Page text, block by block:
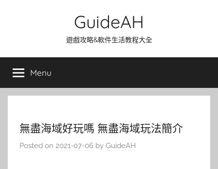
GuideAH
遊戲攻略&軟件生活教程大全
Menu
無盡海域好玩嗎 無盡海域玩法簡介
Posted on 2021-07-06 by GuideAH